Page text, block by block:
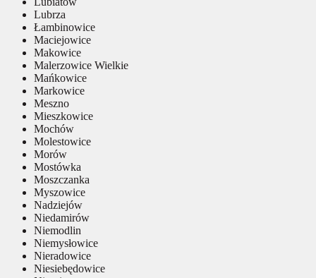
Lubrza
Łambinowice
Maciejowice
Makowice
Malerzowice Wielkie
Mańkowice
Markowice
Meszno
Mieszkowice
Mochów
Molestowice
Morów
Mostówka
Moszczanka
Myszowice
Nadziejów
Niedamirów
Niemodlin
Niemysłowice
Nieradowice
Niesiebędowice